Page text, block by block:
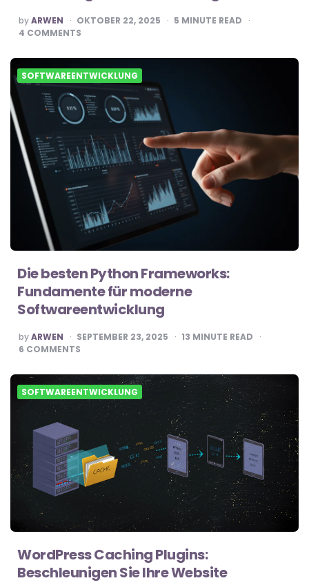
POSTED
BY
byARWEN OKTOBER 22, 2025 5 MINUTE READ
4 COMMENTS
SOFTWAREENTWICKLUNG
Die besten Python Frameworks:
Fundamente für moderne
Softwareentwicklung
POSTED
BY
byARWEN SEPTEMBER 23, 2025 13 MINUTE READ
6 COMMENTS
SOFTWAREENTWICKLUNG
WordPress Caching Plugins:
Beschleunigen Sie Ihre Website